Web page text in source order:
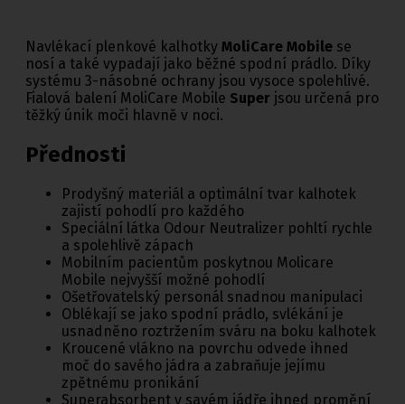
Navlékací plenkové kalhotky MoliCare Mobile se
nosí a také vypadají jako běžné spodní prádlo. Díky
systému 3-násobné ochrany jsou vysoce spolehlivé.
Fialová balení MoliCare Mobile Super jsou určená pro
těžký únik moči hlavně v noci.
Přednosti
Prodyšný materiál a optimální tvar kalhotek
zajistí pohodlí pro každého
Speciální látka Odour Neutralizer pohltí rychle
a spolehlivě zápach
Mobilním pacientům poskytnou Molicare
Mobile nejvyšší možné pohodlí
Ošetřovatelský personál snadnou manipulaci
Oblékají se jako spodní prádlo, svlékání je
usnadněno roztržením sváru na boku kalhotek
Kroucené vlákno na povrchu odvede ihned
moč do savého jádra a zabraňuje jejímu
zpětnému pronikání
Superabsorbent v savém jádře ihned promění